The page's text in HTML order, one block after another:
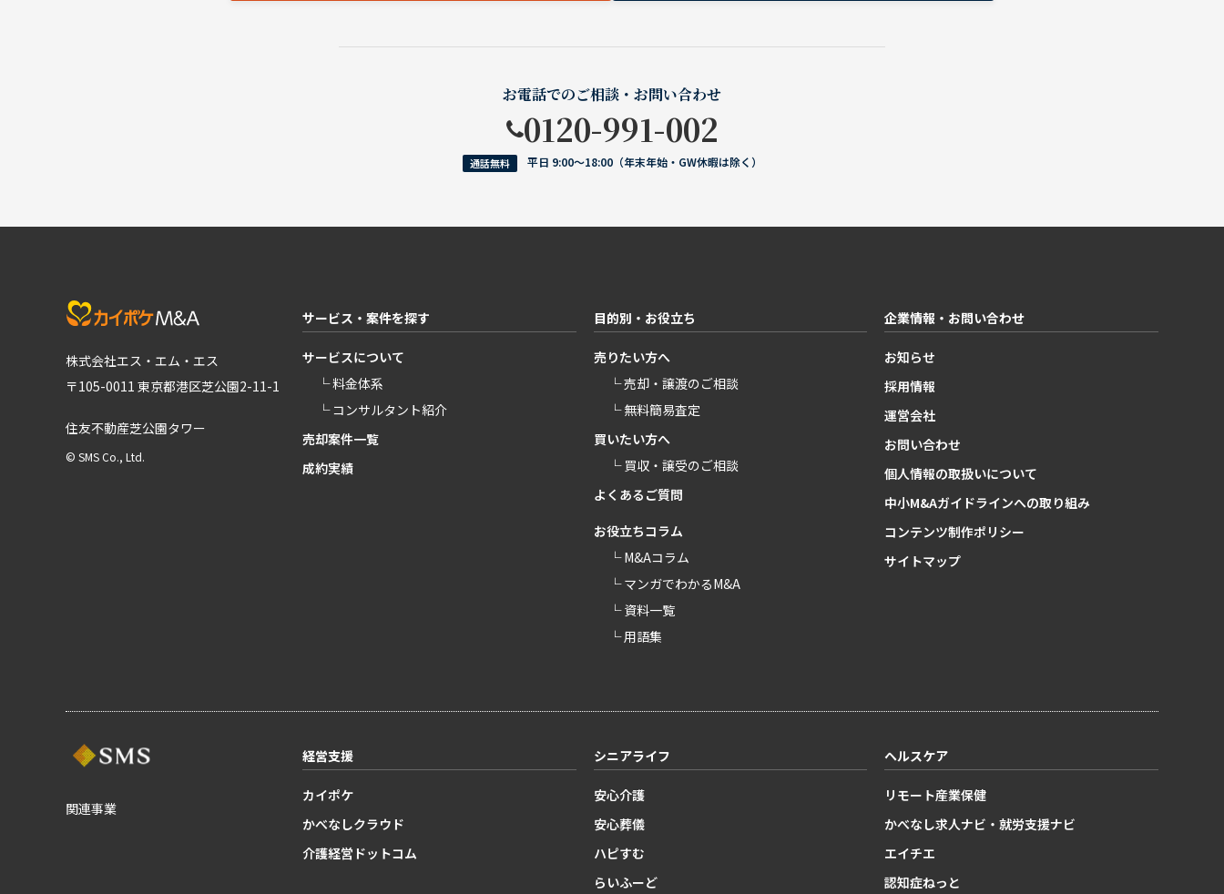
お電話でのご相談・お問い合わせ
0120-991-002
通話無料 平日 9:00〜18:00（年末年始・GW休暇は除く）
株式会社エス・エム・エス
〒105-0011 東京都港区芝公園2-11-1
住友不動産芝公園タワー
© SMS Co., Ltd.
サービス・案件を探す
サービスについて
└ 料金体系
└ コンサルタント紹介
売却案件一覧
成約実績
目的別・お役立ち
売りたい方へ
└ 売却・譲渡のご相談
└ 無料簡易査定
買いたい方へ
└ 買収・譲受のご相談
よくあるご質問
お役立ちコラム
└ M&Aコラム
└ マンガでわかるM&A
└ 資料一覧
└ 用語集
企業情報・お問い合わせ
お知らせ
採用情報
運営会社
お問い合わせ
個人情報の取扱いについて
中小M&Aガイドラインへの取り組み
コンテンツ制作ポリシー
サイトマップ
関連事業
経営支援
カイポケ
かべなしクラウド
介護経営ドットコム
シニアライフ
安心介護
安心葬儀
ハピすむ
らいふーど
ヘルスケア
リモート産業保健
かべなし求人ナビ・就労支援ナビ
エイチエ
認知症ねっと